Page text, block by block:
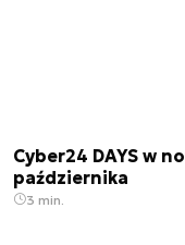
Cyber24 DAYS w
października
3 min.